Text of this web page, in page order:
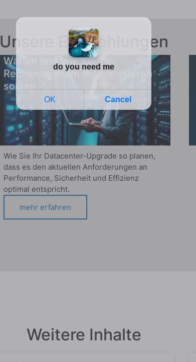
Unsere Empfehlungen
Warum und wie Sie Ihr
Rechenzentrum modernisieren
sollten
Wie Sie Ihr Datacenter-Upgrade so planen,
dass es den aktuellen Anforderungen an
Performance, Sicherheit und Effizienz
optimal entspricht.
mehr erfahren
Weitere Inhalte